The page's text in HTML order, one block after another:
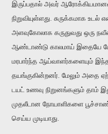
இருப்பதால் அவர்
நிறுவியுள்ளது. சுருக்கமாக
அளவுகோலாக கருதுவது ஒரு
ஆண்டாண்டு காலமாய் இதையே
மரபார்ந்த ஆய்வாளர்களையும்
தயங்குகின்றனர். மேலும் அதை
டயட் உணவு நிறுனங்களும் தாம்
முதலீடான நோயாளிகளை
செய்ய முடியாது.